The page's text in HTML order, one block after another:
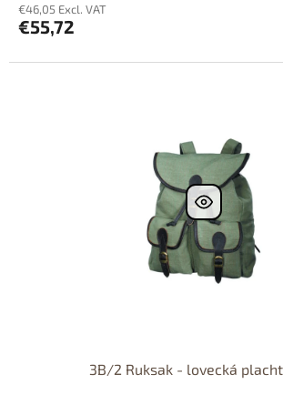
€46,05 Excl. VAT
€55,72
3B/2 Ruksak - lovecká